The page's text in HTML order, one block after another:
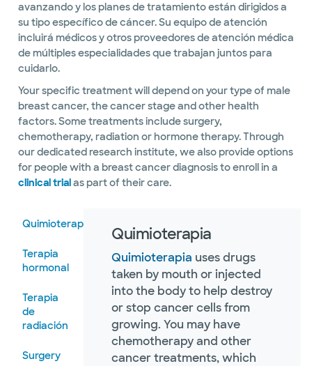
avanzando y los planes de tratamiento están dirigidos a
su tipo específico de cáncer. Su equipo de atención
incluirá médicos y otros proveedores de atención médica
de múltiples especialidades que trabajan juntos para
cuidarlo.
Your specific treatment will depend on your type of male
breast cancer, the cancer stage and other health
factors. Some treatments include surgery,
chemotherapy, radiation or hormone therapy. Through
our dedicated research institute, we also provide options
for people with a breast cancer diagnosis to enroll in a
clinical trialas part of their care.
Quimioterapia
Terapia
hormonal
Terapia
de
radiación
Surgery
Quimioterapia
Quimioterapia uses drugs
taken by mouth or injected
into the body to help destroy
or stop cancer cells from
growing. You may have
chemotherapy and other
cancer treatments, which